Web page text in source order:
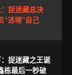
捉迷藏总决
“活埋”自己
捉迷藏之王诞
栋最后一秒破